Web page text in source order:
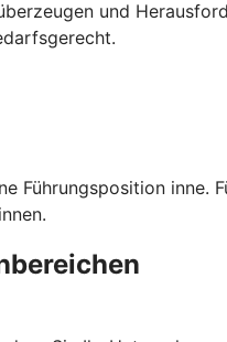
und
Führungsposition